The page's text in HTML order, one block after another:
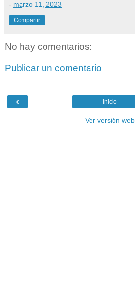
- marzo 11, 2023
Compartir
No hay comentarios:
Publicar un comentario
‹ Inicio
Ver versión web